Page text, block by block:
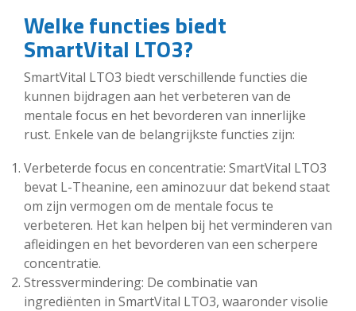
Welke functies biedt
SmartVital LTO3?
SmartVital LTO3 biedt verschillende functies die
kunnen bijdragen aan het verbeteren van de
mentale focus en het bevorderen van innerlijke
rust. Enkele van de belangrijkste functies zijn:
Verbeterde focus en concentratie: SmartVital LTO3
bevat L-Theanine, een aminozuur dat bekend staat
om zijn vermogen om de mentale focus te
verbeteren. Het kan helpen bij het verminderen van
afleidingen en het bevorderen van een scherpere
concentratie.
Stressvermindering: De combinatie van
ingrediënten in SmartVital LTO3, waaronder visolie